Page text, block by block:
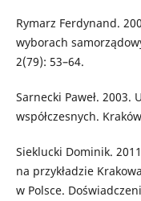
Rymarz Ferdynand.
wyborach
2(79): 53–64.
Sarnecki Paweł.
współczesnych.
Sieklucki Dominik.
na przykładzie
w Polsce.